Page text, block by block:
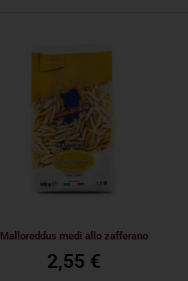
Malloreddus medi allo zafferano
2,55 €